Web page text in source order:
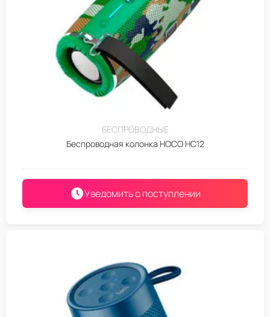
БЕСПРОВОДНЫЕ
Беспроводная колонка HOCO HC12
Уведомить о поступлении